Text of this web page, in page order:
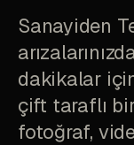
Sanayiden
dakikalar
çift taraflı bir
fotoğraf,